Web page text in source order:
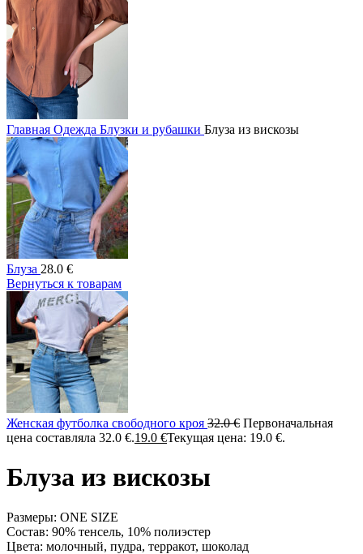
Главная Одежда Блузки и рубашки Блуза из вискозы
Блуза 28.0 €
Вернуться к товарам
Женская футболка свободного кроя 32.0€ Первоначальная
цена составляла 32.0 €.19.0 €Текущая цена: 19.0 €.
Блуза из вискозы
Размеры: ONE SIZE
Состав: 90% тенсель, 10% полиэстер
Цвета: молочный, пудра, терракот, шоколад